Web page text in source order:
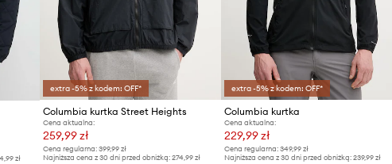
zł
extra -5% z kodem: OFF*
Columbia kurtka Street Heights
Cena aktualna:
259,99 zł
Cena regularna: 399,99 zł
Najniższa cena z 30 dni przed obniżką: 274,99 zł
extra -5% z kodem: OFF*
Columbia kurtka
Cena aktualna:
229,99 zł
Cena regularna: 349,99 zł
Najniższa cena z 30 dni przed obniżką: 239,99 zł